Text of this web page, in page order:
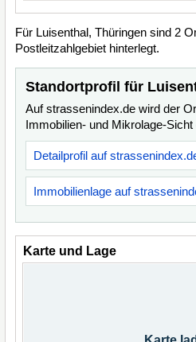
Für Luisenthal, Thüringen sind 2
Postleitzahlgebiet hinterlegt.
Standortprofil für
Auf strassenindex.de wird der
Immobilien- und Mikrolage-Sicht
Detailprofil auf
Immobilienlage auf
Karte und Lage